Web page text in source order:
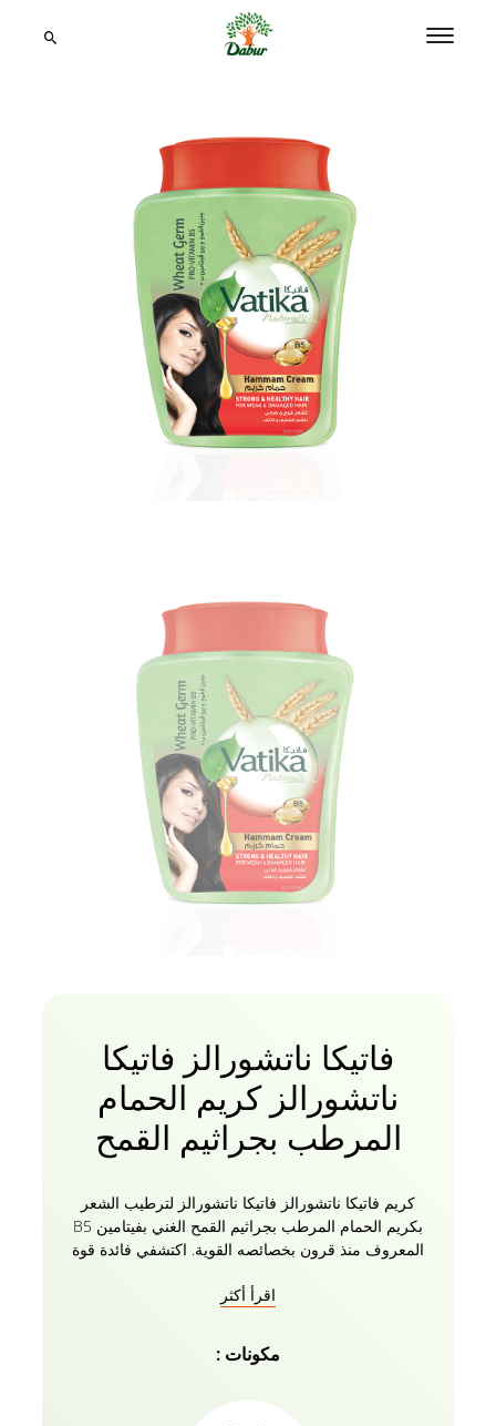
فاتيكا ناتشورالز فاتيكا
ناتشورالز كريم الحمام
المرطب بجراثيم القمح
كريم فاتيكا ناتشورالز فاتيكا ناتشورالز لترطيب الشعر
بكريم الحمام المرطب بجراثيم القمح الغني بفيتامين B5
المعروف منذ قرون بخصائصه القوية. اكتشفي فائدة قوة
الشعر الفريدة التي تحمي الشعر من التلف الناتج عن
شعرك وتغذيه بمكونات طبيعية. ثبات ناعم بدون ملمس لا
يثقل شعركِ. تجعيدات خالية من التجعد ومحددة باستمرار
اقرأ أكثر
مكونات :